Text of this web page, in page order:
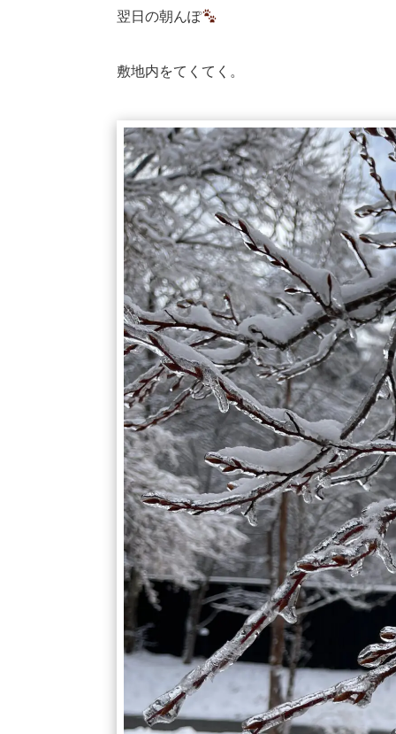
翌日の朝んぽ
敷地内をてくてく。